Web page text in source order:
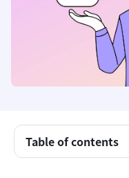
Table of contents